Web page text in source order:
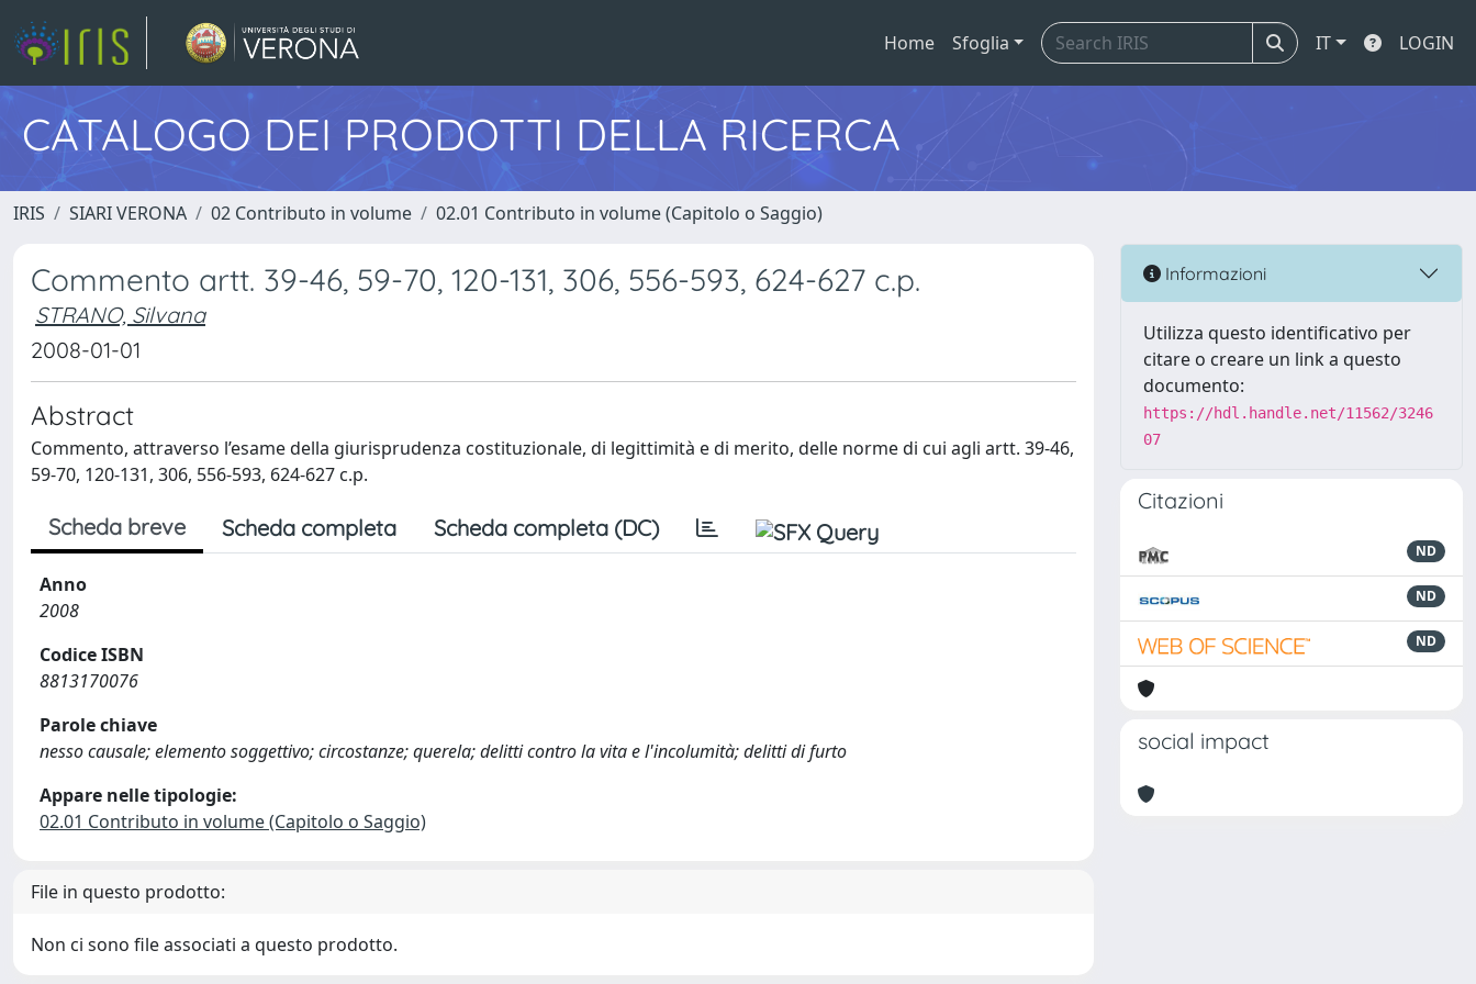
Home Sfoglia IT LOGIN
CATALOGO DEI PRODOTTI DELLA RICERCA
IRIS SIARI VERONA 02 Contributo in volume 02.01 Contributo in volume (Capitolo o Saggio)
Commento artt. 39-46, 59-70, 120-131, 306, 556-593, 624-627 c.p.
STRANO, Silvana
2008-01-01
Abstract
Commento, attraverso l’esame della giurisprudenza costituzionale, di legittimità e di merito, delle norme di cui agli artt. 39-46,
59-70, 120-131, 306, 556-593, 624-627 c.p.
Scheda breve Scheda completa Scheda completa (DC)
Anno
2008
Codice ISBN
8813170076
Parole chiave
nesso causale; elemento soggettivo; circostanze; querela; delitti contro la vita e l'incolumità; delitti di furto
Appare nelle tipologie:
02.01 Contributo in volume (Capitolo o Saggio)
File in questo prodotto:
Non ci sono file associati a questo prodotto.
Informazioni
Utilizza questo identificativo per
citare o creare un link a questo
documento:
https://hdl.handle.net/11562/3246
07
Citazioni
ND
ND
ND
social impact